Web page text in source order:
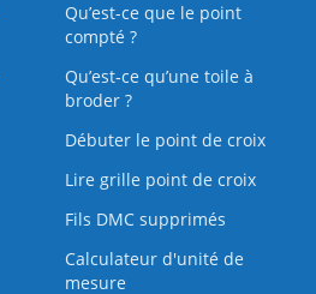
Qu’est-ce que le point
compté ?
Qu’est‑ce qu’une toile à
broder ?
Débuter le point de croix
Lire grille point de croix
Fils DMC supprimés
Calculateur d'unité de
mesure